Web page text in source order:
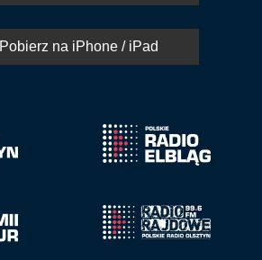
Pobierz na iPhone / iPad